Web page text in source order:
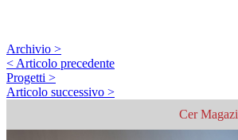
Archivio >
< Articolo precedente
Progetti >
Articolo successivo >
Cer